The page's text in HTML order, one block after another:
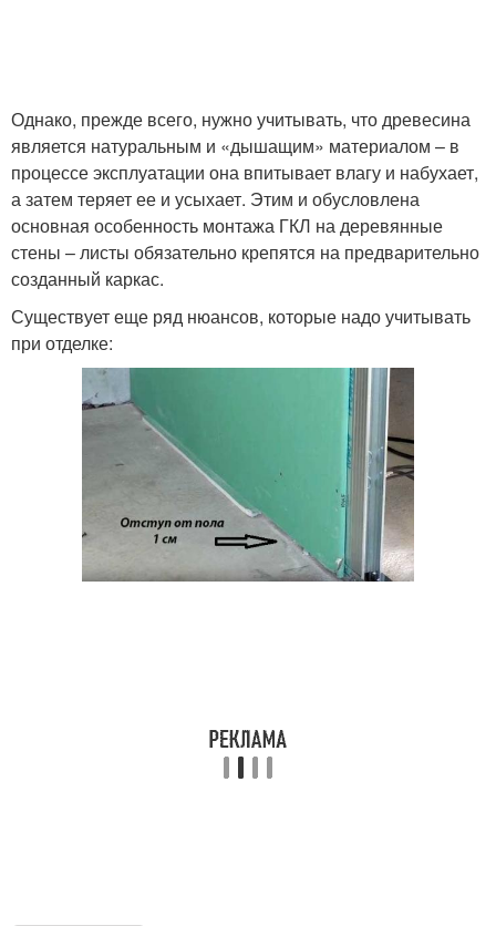
Однако, прежде всего, нужно учитывать, что древесина
является натуральным и «дышащим» материалом – в
процессе эксплуатации она впитывает влагу и набухает,
а затем теряет ее и усыхает. Этим и обусловлена
основная особенность монтажа ГКЛ на деревянные
стены – листы обязательно крепятся на предварительно
созданный каркас.
Существует еще ряд нюансов, которые надо учитывать
при отделке: